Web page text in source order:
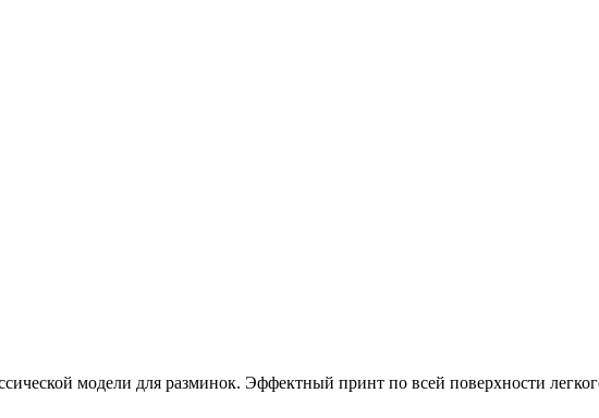
модели для разминок. Эффектный принт по всей поверхности